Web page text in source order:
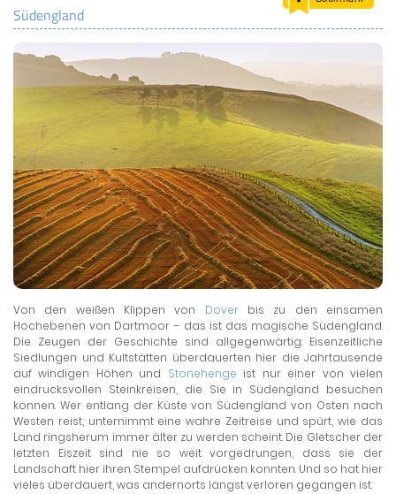
LERNCENTER
ENGLAND ZUHAUSE
BRITISH SHOP
Südengland
Von den weißen Klippen von Doverbis zu den einsamen
Hochebenen von Dartmoor – das ist das magische Südengland.
Die Zeugen der Geschichte sind allgegenwärtig: Eisenzeitliche
Siedlungen und Kultstätten überdauerten hier die Jahrtausende
auf windigen Höhen und Stonehenge ist nur einer von vielen
eindrucksvollen Steinkreisen, die Sie in Südengland besuchen
können. Wer entlang der Küste von Südengland von Osten nach
Westen reist, unternimmt eine wahre Zeitreise und spürt, wie das
Land ringsherum immer älter zu werden scheint. Die Gletscher der
letzten Eiszeit sind nie so weit vorgedrungen, dass sie der
Landschaft hier ihren Stempel aufdrücken konnten. Und so hat hier
vieles überdauert, was andernorts längst verloren gegangen ist.